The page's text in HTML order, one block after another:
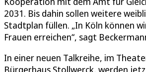
2031. Bis dahin sollen weitere
Stadtplan füllen. „In Köln können
Frauen erreichen“, sagt
In einer neuen Talkreihe, im